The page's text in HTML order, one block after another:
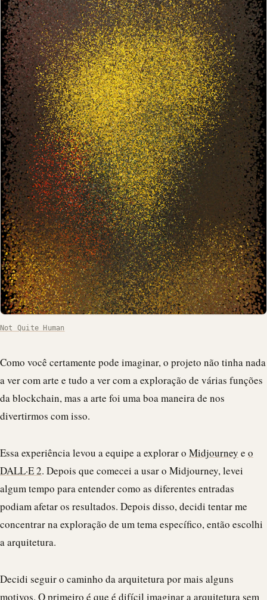
Not Quite Human
Como você certamente pode imaginar, o projeto não tinha nada
a ver com arte e tudo a ver com a exploração de várias funções
da blockchain, mas a arte foi uma boa maneira de nos
divertirmos com isso.
Essa experiência levou a equipe a explorar o Midjourney e o
DALL·E 2. Depois que comecei a usar o Midjourney, levei
algum tempo para entender como as diferentes entradas
podiam afetar os resultados. Depois disso, decidi tentar me
concentrar na exploração de um tema específico, então escolhi
a arquitetura.
Decidi seguir o caminho da arquitetura por mais alguns
motivos. O primeiro é que é difícil imaginar a arquitetura sem